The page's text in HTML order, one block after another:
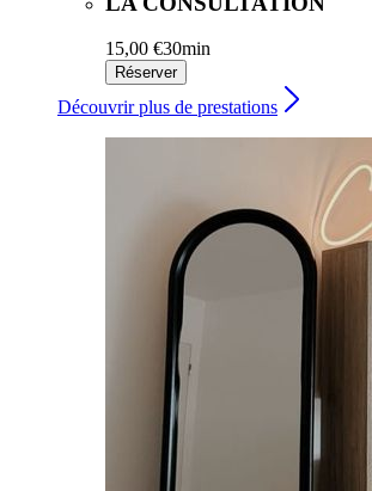
15,00 €30min
Réserver
Découvrir plus de prestations